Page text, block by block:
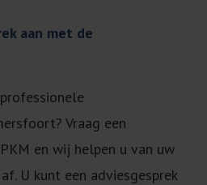
aan met de
Vraag een
en wij helpen u van uw
U kunt een adviesgesprek